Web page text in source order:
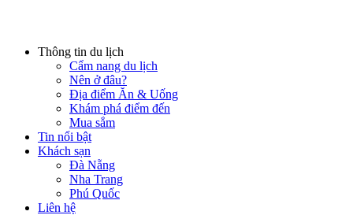
Thông tin du lịch
Cẩm nang du lịch
Nên ở đâu?
Địa điểm Ăn & Uống
Khám phá điểm đến
Mua sắm
Tin nổi bật
Khách sạn
Đà Nẵng
Nha Trang
Phú Quốc
Liên hệ